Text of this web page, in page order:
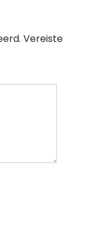
Vereiste